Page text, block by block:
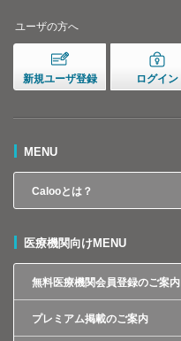
ユーザの方へ
新規ユーザ登録 ログイン
MENU
Calooとは？
医療機関向けMENU
無料医療機関会員登録のご案内
プレミアム掲載のご案内